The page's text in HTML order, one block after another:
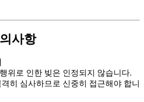
사항
위로 인한 빚은 인정되지 않습니다.
히 심사하므로 신중히 접근해야 합니